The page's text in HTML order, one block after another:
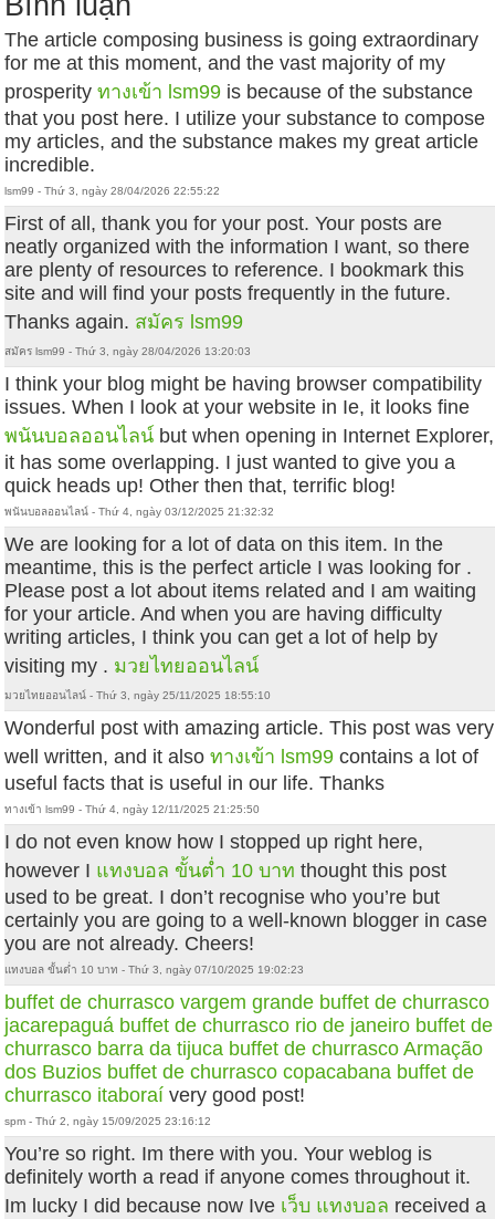
The article composing business is going extraordinary
for me at this moment, and the vast majority of my
prosperityทางเข้า lsm99 is because of the substance
that you post here. I utilize your substance to compose
my articles, and the substance makes my great article
incredible.
lsm99 - Thứ 3, ngày 28/04/2026 22:55:22
First of all, thank you for your post. Your posts are
neatly organized with the information I want, so there
are plenty of resources to reference. I bookmark this
site and will find your posts frequently in the future.
Thanks again. สมัคร lsm99
สมัคร lsm99 - Thứ 3, ngày 28/04/2026 13:20:03
I think your blog might be having browser compatibility
issues. When I look at your website in Ie, it looks fine
พนันบอลออนไลน์ but when opening in Internet Explorer,
it has some overlapping. I just wanted to give you a
quick heads up! Other then that, terrific blog!
พนันบอลออนไลน์ - Thứ 4, ngày 03/12/2025 21:32:32
We are looking for a lot of data on this item. In the
meantime, this is the perfect article I was looking for .
Please post a lot about items related and I am waiting
for your article. And when you are having difficulty
writing articles, I think you can get a lot of help by
visiting my . มวยไทยออนไลน์
มวยไทยออนไลน์ - Thứ 3, ngày 25/11/2025 18:55:10
Wonderful post with amazing article. This post was very
well written, and it alsoทางเข้า lsm99 contains a lot of
useful facts that is useful in our life. Thanks
ทางเข้า lsm99 - Thứ 4, ngày 12/11/2025 21:25:50
I do not even know how I stopped up right here,
however I แทงบอล ขั้นต่ำ 10 บาท thought this post
used to be great. I don’t recognise who you’re but
certainly you are going to a well-known blogger in case
you are not already. Cheers!
แทงบอล ขั้นต่ำ 10 บาท - Thứ 3, ngày 07/10/2025 19:02:23
buffet de churrasco vargem grande buffet de churrasco
jacarepaguá buffet de churrasco rio de janeiro buffet de
churrasco barra da tijuca buffet de churrasco Armação
dos Buzios buffet de churrasco copacabana buffet de
churrasco itaboraí very good post!
spm - Thứ 2, ngày 15/09/2025 23:16:12
You’re so right. Im there with you. Your weblog is
definitely worth a read if anyone comes throughout it.
Im lucky I did because now Ive เว็บ แทงบอล received a